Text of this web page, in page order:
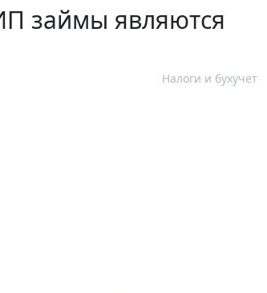
займы являются
Налоги и бухучет